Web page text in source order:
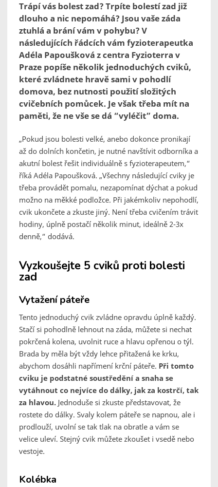
Trápí vás bolest zad? Trpíte bolestí zad již
dlouho a nic nepomáhá? Jsou vaše záda
ztuhlá a brání vám v pohybu? V
následujících řádcích vám fyzioterapeutka
Adéla Papoušková z centra Fyzioterra v
Praze popíše několik jednoduchých cviků,
které zvládnete hravě sami v pohodlí
domova, bez nutnosti použití složitých
cvičebních pomůcek. Je však třeba mít na
paměti, že ne vše se dá “vyléčit” doma.
„Pokud jsou bolesti velké, anebo dokonce pronikají
až do dolních končetin, je nutné navštívit odborníka a
akutní bolest řešit individuálně s fyzioterapeutem,“
říká Adéla Papoušková. „Všechny následující cviky je
třeba provádět pomalu, nezapomínat dýchat a pokud
možno na měkké podložce. Při jakémkoliv nepohodlí,
cvik ukončete a zkuste jiný. Není třeba cvičením trávit
hodiny, úplně postačí několik minut, ideálně 2-3x
denně,“ dodává.
Vyzkoušejte 5 cviků proti bolesti
zad
Vytažení páteře
Tento jednoduchý cvik zvládne opravdu úplně každý.
Stačí si pohodlně lehnout na záda, můžete si nechat
pokrčená kolena, uvolnit ruce a hlavu opřenou o týl.
Brada by měla být vždy lehce přitažená ke krku,
abychom dosáhli napřímení krční páteře. Při tomto
cviku je podstatné soustředění a snaha se
vytáhnout co nejvíce do dálky, jak za kostrčí, tak
za hlavou. Jednoduše si zkuste představovat, že
rostete do dálky. Svaly kolem páteře se napnou, ale i
prodlouží, uvolní se tak tlak na obratle a vám se
velice uleví. Stejný cvik můžete zkoušet i vsedě nebo
vestoje.
Kolébka